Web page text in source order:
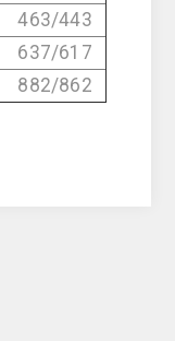
463/443
637/617
882/862